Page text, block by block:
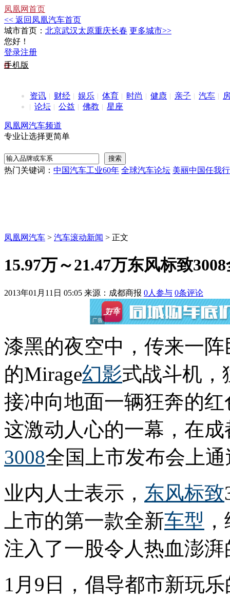
凤凰网首页
<< 返回凤凰汽车首页
城市首页： 北京武汉太原重庆长春 更多城市>>
您好！
登录注册
手机版
资讯 财经 娱乐 体育 时尚 健康 亲子 汽车
论坛
公益 佛教 星座
凤凰网汽车频道
专业让选择更简单
热门关键词： 中国汽车工业60年 全球汽车论坛 美丽中国任我行
凤凰网汽车 > 汽车滚动新闻 > 正文
15.97万～21.47万东风标致
2013年01月11日 05:05 来源：成都商报 0人参与 0条评论
漆黑的夜空中，传来一
的Mirage幻影式战斗机，
接冲向地面一辆狂奔的红
这激动人心的一幕，在
3008全国上市发布会上
业内人士表示， 东风标致
上市的第一款全新车型
注入了一股令人热血澎湃
1月9日，倡导都市新玩